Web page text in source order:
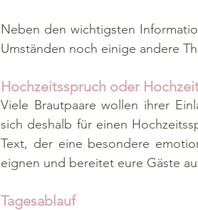
Neben den wichtigsten
Umständen noch einige andere
Hochzeitsspruch oder
Viele Brautpaare wollen ihrer
sich deshalb für einen
Text, der eine besondere
eignen und bereitet eure Gäste
Tagesablauf